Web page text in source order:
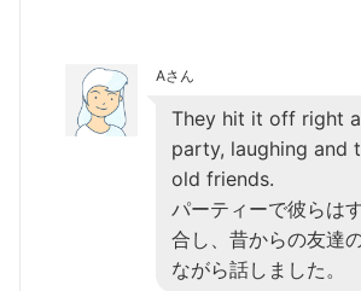
Aさん
They hit it off right
party, laughing and
old friends.
パーティーで彼らは
合し、昔からの友達
ながら話しました。